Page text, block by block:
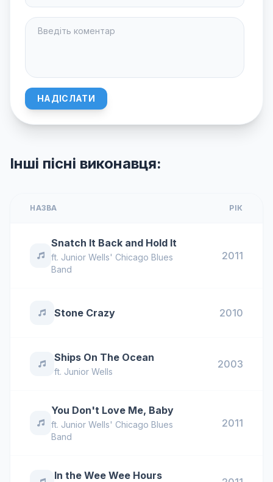
НАДІСЛАТИ
Інші пісні виконавця:
НАЗВА РІК
Snatch It Back and Hold It
ft. Junior Wells' Chicago Blues
Band
2011
Stone Crazy 2010
Ships On The Ocean
ft. Junior Wells
2003
You Don't Love Me, Baby
ft. Junior Wells' Chicago Blues
Band
2011
In the Wee Wee Hours